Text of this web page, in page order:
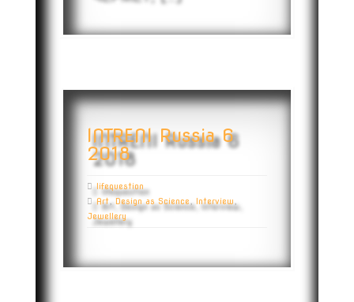
INTRENI Russia 6
2018
lifequestion
Art, Design as Science, Interview,
Jewellery